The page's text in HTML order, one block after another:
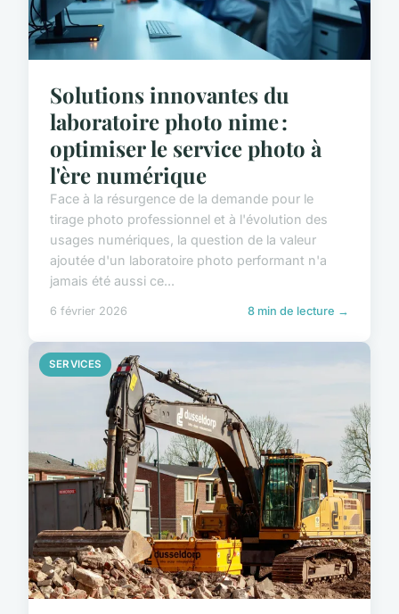
Solutions innovantes du
laboratoire photo nime :
optimiser le service photo à
l'ère numérique
Face à la résurgence de la demande pour le
tirage photo professionnel et à l'évolution des
usages numériques, la question de la valeur
ajoutée d'un laboratoire photo performant n'a
jamais été aussi ce...
6 février 2026 8 min de lecture →
SERVICES